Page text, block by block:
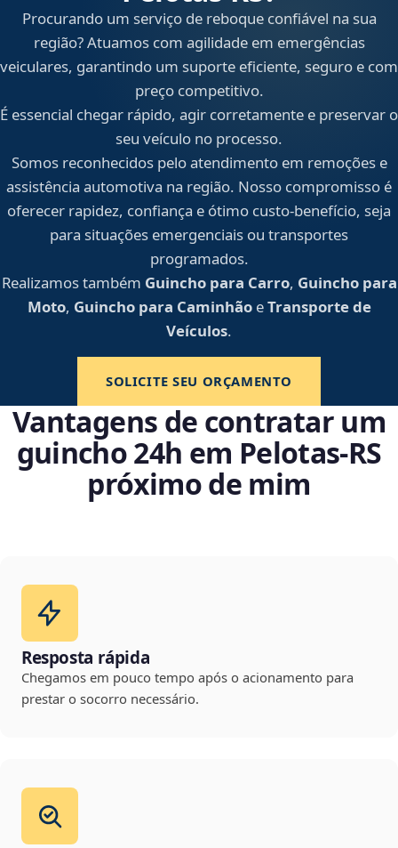
Procurando um serviço de reboque confiável na sua
região? Atuamos com agilidade em emergências
veiculares, garantindo um suporte eficiente, seguro e com
preço competitivo.
É essencial chegar rápido, agir corretamente e preservar o
seu veículo no processo.
Somos reconhecidos pelo atendimento em remoções e
assistência automotiva na região. Nosso compromisso é
oferecer rapidez, confiança e ótimo custo-benefício, seja
para situações emergenciais ou transportes
programados.
Realizamos também Guincho para Carro, Guincho para
Moto, Guincho para CaminhãoeTransporte de
Veículos.
SOLICITE SEU ORÇAMENTO
Vantagens de contratar um
guincho 24h em Pelotas‑RS
próximo de mim
Resposta rápida
Chegamos em pouco tempo após o acionamento para
prestar o socorro necessário.